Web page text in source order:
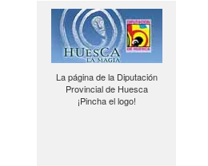
La página de la Diputación
Provincial de Huesca
¡Pincha el logo!